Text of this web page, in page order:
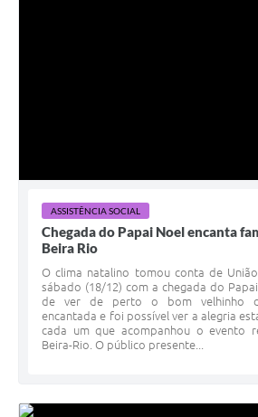
ASSISTÊNCIA SOCIAL
Chegada do Papai Noel encanta
Beira Rio
O clima natalino tomou conta de
sábado (18/12) com a chegada do
de ver de perto o bom velhinho
encantada e foi possível ver a alegria
cada um que acompanhou o evento
Beira-Rio. O público presente...